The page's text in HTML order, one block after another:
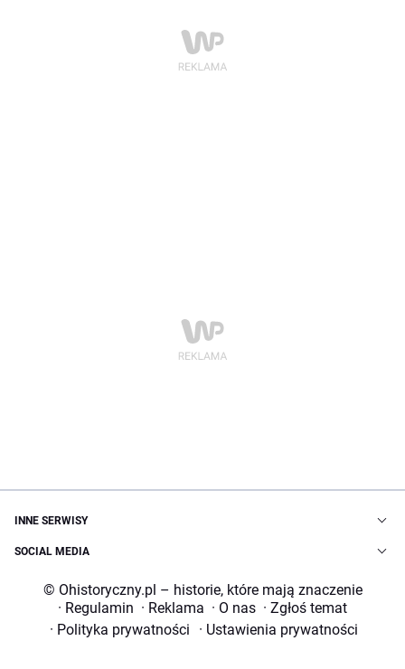
INNE SERWISY
SOCIAL MEDIA
© Ohistoryczny.pl – historie, które mają znaczenie
· Regulamin · Reklama · O nas · Zgłoś temat
· Polityka prywatności · Ustawienia prywatności